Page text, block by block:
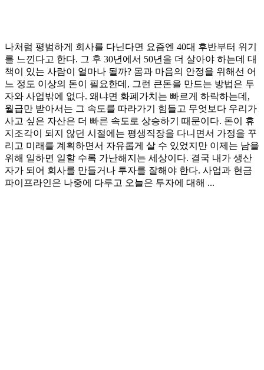
나처럼 평범하게 회사를 다닌다면 요즘엔 40대 후반부터 위기
를 느낀다고 한다. 그 후 30년에서 50년을 더 살아야 하는데 대
책이 있는 사람이 얼마나 될까? 몸과 마음의 안정을 위해선 어
느 정도 이상의 돈이 필요한데, 그런 큰돈을 만드는 방법은 투
자와 사업밖에 없다. 왜냐면 화폐가치는 빠르게 하락하는데,
월급만 받아서는 그 속도를 따라가기 힘들고 무엇보다 우리가
사고 싶은 자산은 더 빠른 속도로 상승하기 때문이다. 돈이 휴
지조각이 되지 않던 시절에는 평생직장을 다니면서 가정을 꾸
리고 미래를 계획하면서 자유롭게 살 수 있었지만 이제는 남을
위해 일하면 일할 수록 가난해지는 세상이다. 결국 내가 생산
자가 되어 회사를 만들거나 투자를 잘해야 한다. 사업과 현금
파이프라인은 나중에 다루고 오늘은 투자에 대해 ...